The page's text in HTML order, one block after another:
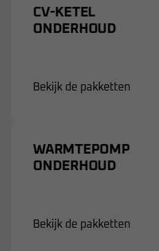
CV-KETEL
ONDERHOUD
Bekijk de pakketten
WARMTEPOMP
ONDERHOUD
Bekijk de pakketten